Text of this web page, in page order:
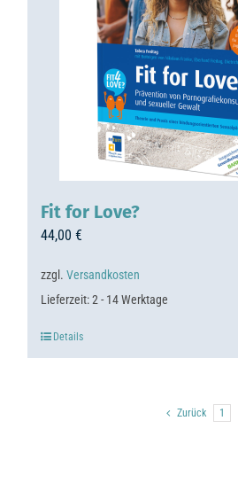
Fit for Love?
44,00 €
zzgl. Versandkosten
Lieferzeit:2 - 14 Werktage
Details
Zurück 1